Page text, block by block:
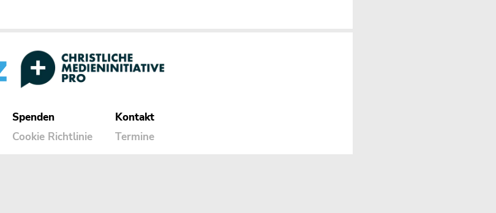
Spenden
Cookie Richtlinie
Kontakt
Termine